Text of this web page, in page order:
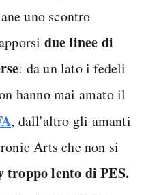
uno scontro
due linee di
: da un lato i fedeli
hanno mai amato il
, dall'altro gli amanti
Arts che non si
troppo lento di PES.